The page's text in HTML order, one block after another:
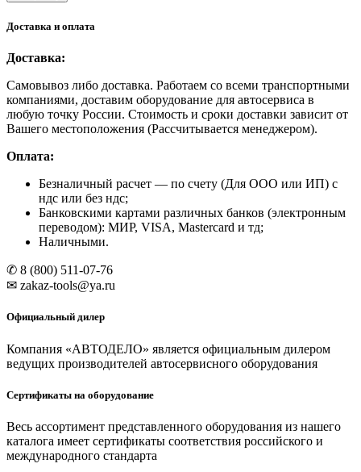
N3T1001
Стол
гидравлический
кг,
двойные
ножницы
Доставка и оплата
Доставка:
Самовывоз либо доставка. Работаем со всеми транспортными
компаниями, доставим оборудование для автосервиса в
любую точку России. Стоимость и сроки доставки зависит от
Вашего местоположения (Рассчитывается менеджером).
Оплата:
Безналичный расчет — по счету (Для ООО или ИП) с
ндс или без ндс;
Банковскими картами различных банков (электронным
переводом): МИР, VISA, Mastercard и тд;
Наличными.
✆ 8 (800) 511-07-76
✉ zakaz-tools@ya.ru
Официальный дилер
Компания «АВТОДЕЛО» является официальным дилером
ведущих производителей автосервисного оборудования
Сертификаты на оборудование
Весь ассортимент представленного оборудования из нашего
каталога имеет сертификаты соответствия российского и
международного стандарта